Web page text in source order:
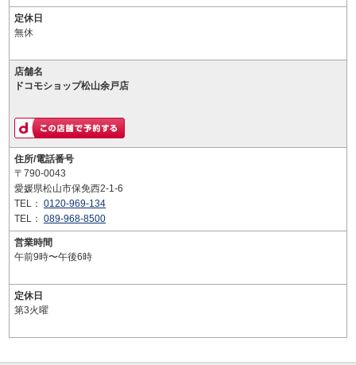
定休日
無休
店舗名
ドコモショップ松山余戸店
住所/電話番号
〒790-0043
愛媛県松山市保免西2-1-6
TEL： 0120-969-134
TEL： 089-968-8500
営業時間
午前9時〜午後6時
定休日
第3火曜